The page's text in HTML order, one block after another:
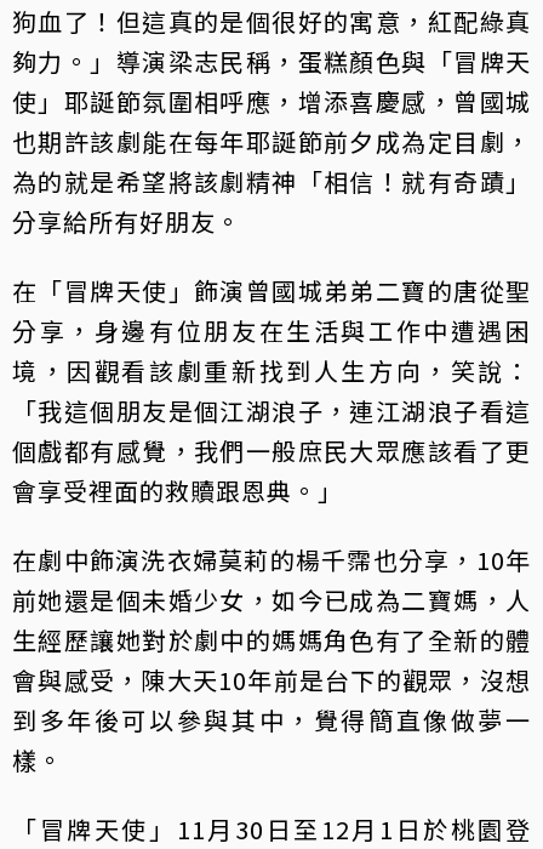
狗血了！但這真的是個很好的寓意，紅配綠真
夠力。」導演梁志民稱，蛋糕顏色與「冒牌天
使」耶誕節氛圍相呼應，增添喜慶感，曾國城
也期許該劇能在每年耶誕節前夕成為定目劇，
為的就是希望將該劇精神「相信！就有奇蹟」
分享給所有好朋友。
在「冒牌天使」飾演曾國城弟弟二寶的唐從聖
分享，身邊有位朋友在生活與工作中遭遇困
境，因觀看該劇重新找到人生方向，笑說：
「我這個朋友是個江湖浪子，連江湖浪子看這
個戲都有感覺，我們一般庶民大眾應該看了更
會享受裡面的救贖跟恩典。」
在劇中飾演洗衣婦莫莉的楊千霈也分享，10年
前她還是個未婚少女，如今已成為二寶媽，人
生經歷讓她對於劇中的媽媽角色有了全新的體
會與感受，陳大天10年前是台下的觀眾，沒想
到多年後可以參與其中，覺得簡直像做夢一
樣。
「冒牌天使」11月30日至12月1日於桃園登